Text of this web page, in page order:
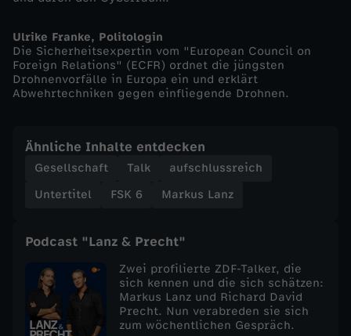
v
o
9
.
O
k
t
Ulrike Franke, Politologin
Die Sicherheitsexpertin vom "European Council on
Foreign Relations" (ECFR) ordnet die jüngsten
Drohnenvorfälle in Europa ein und erklärt
Abwehrtechniken gegen einfliegende Drohnen.
Ähnliche Inhalte entdecken
Gesellschaft Talk
aufschlussreich
Untertitel
FSK 6 Markus Lanz
Podcast "Lanz & Precht"
Zwei profilierte ZDF-Talker, die
sich kennen und die sich schätzen:
Markus Lanz und Richard David
Precht. Nun verabreden sie sich
zum wöchentlichen Gespräch.